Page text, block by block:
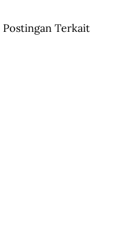
Postingan Terkait